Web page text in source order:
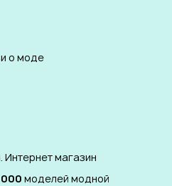
о моде
магазин
моделей модной